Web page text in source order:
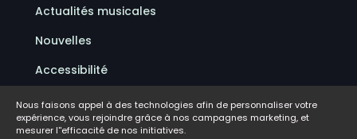
Actualités musicales
Nouvelles
Accessibilité
Politique de confidentialité
Conditions d'utilisation
Nous faisons appel à des technologies afin de personnaliser votre
expérience, vous rejoindre grâce à nos campagnes marketing, et
mesurer l''efficacité de nos initiatives.